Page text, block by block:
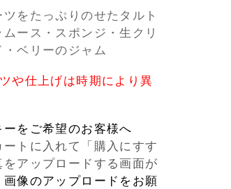
をたっぷりのせたタルト
ース・スポンジ・生クリ
ベリーのジャム
や仕上げは時期により異
をご希望のお客様へ
トに入れて「購入にすす
アップロードする画面が
画像のアップロードをお願